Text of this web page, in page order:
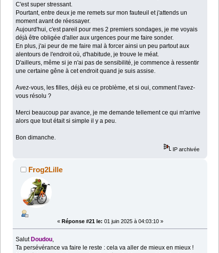
C'est super stressant.
Pourtant, entre deux je me remets sur mon fauteuil et j'attends un
moment avant de réessayer.
Aujourd'hui, c'est pareil pour mes 2 premiers sondages, je me voyais
déjà être obligée d'aller aux urgences pour me faire sonder.
En plus, j'ai peur de me faire mal à forcer ainsi un peu partout aux
alentours de l'endroit où, d'habitude, je trouve le méat.
D'ailleurs, même si je n'ai pas de sensibilité, je commence à ressentir
une certaine gêne à cet endroit quand je suis assise.
Avez-vous, les filles, déjà eu ce problème, et si oui, comment l'avez-
vous résolu ?
Merci beaucoup par avance, je me demande tellement ce qui m'arrive
alors que tout était si simple il y a peu.
Bon dimanche.
IP archivée
Frog2Lille
« Réponse #21 le: 01 juin 2025 à 04:03:10 »
Salut Doudou,
Ta persévérance va faire le reste : cela va aller de mieux en mieux !